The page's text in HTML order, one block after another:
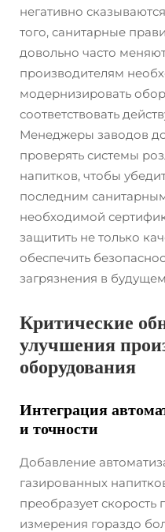
негативно
того, санитарные
довольно часто
производителям
модернизировать
соответствовать
Менеджеры заводов
проверять системы
напитков, чтобы
последним
необходимой
защитить не только
обеспечить
загрязнения в
Критические
улучшения
оборудования
Интеграция
и точности
Добавление
газированных
преобразует скорость
измерения гораздо